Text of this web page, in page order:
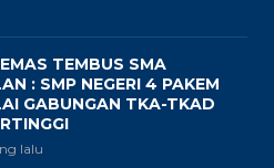
TEMBUS SMA
: SMP NEGERI 4 PAKEM
GABUNGAN TKA-TKAD
lalu